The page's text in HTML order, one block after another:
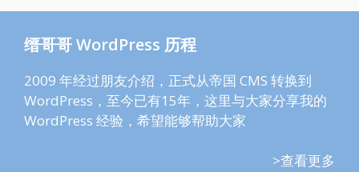
缙哥哥 WordPress 历程
2009 年经过朋友介绍，正式从帝国 CMS 转换到
WordPress，至今已有15年，这里与大家分享我的
WordPress 经验，希望能够帮助大家
>查看更多